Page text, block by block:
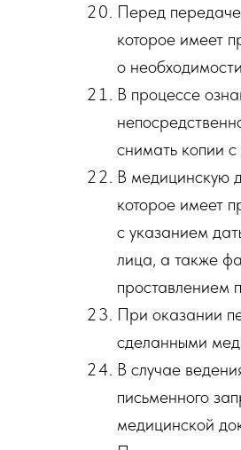
Перед
которое имеет
о
В процессе
снимать копии
В медицинскую
которое имеет
с указанием
лица, а также
проставлением
При оказании
сделанными
В случае
письменного
медицинской